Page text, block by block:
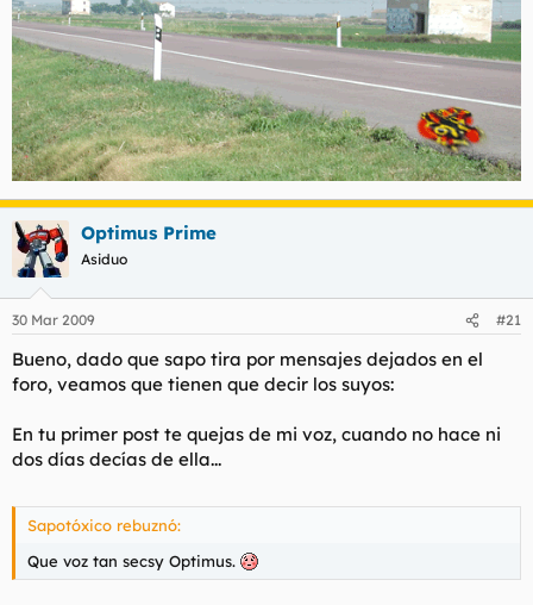
Optimus Prime
Asiduo
30 Mar 2009 #21
Bueno, dado que sapo tira por mensajes dejados en el
foro, veamos que tienen que decir los suyos:
En tu primer post te quejas de mi voz, cuando no hace ni
dos días decías de ella...
Sapotóxico rebuznó:
Que voz tan secsy Optimus.